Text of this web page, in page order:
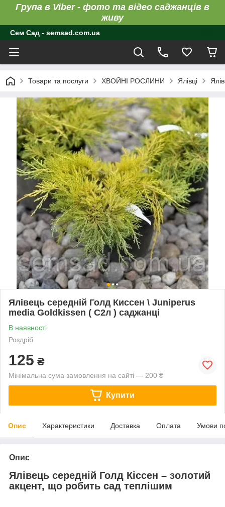
Група в Viber - фото та відео саджанців в
живу
Сем Сад - semsad.com.ua
Товари та послуги ХВОЙНІ РОСЛИНИ Ялівці
Ялівець середній Голд Киссен \ Juniperus
media Goldkissen ( С2л ) саджанці
В наявності
Роздріб
125 ₴
Мінімальна сума замовлення на сайті — 200 ₴
Купити
Опис Характеристики Доставка Оплата Умови
Опис
Ялівець середній Голд Кіссен – золотий
акцент, що робить сад теплішим